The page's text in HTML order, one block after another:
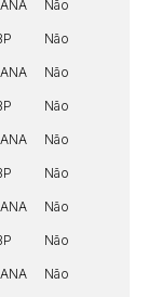
Não
Não
Não
Não
Não
Não
Não
Não
Não